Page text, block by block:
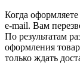
Когда
e-mail. Вам
По результатам
оформления
только ждать